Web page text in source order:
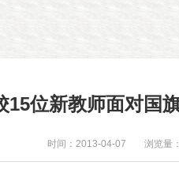
15位新教师面对国
时间：2013-04-07 浏览量：